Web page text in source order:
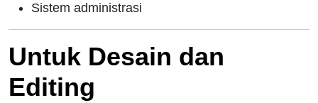
Sistem administrasi
Untuk Desain dan
Editing